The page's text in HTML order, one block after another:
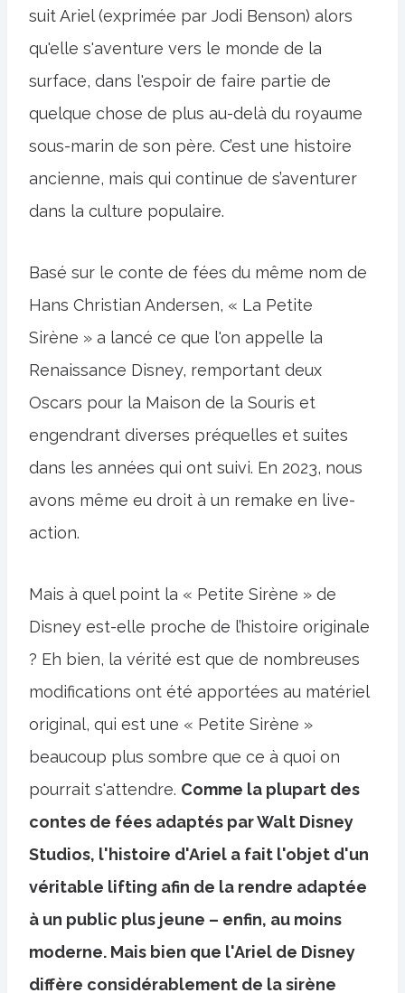
suit Ariel (exprimée par Jodi Benson) alors
qu'elle s'aventure vers le monde de la
surface, dans l'espoir de faire partie de
quelque chose de plus au-delà du royaume
sous-marin de son père. C’est une histoire
ancienne, mais qui continue de s’aventurer
dans la culture populaire.
Basé sur le conte de fées du même nom de
Hans Christian Andersen, « La Petite
Sirène » a lancé ce que l'on appelle la
Renaissance Disney, remportant deux
Oscars pour la Maison de la Souris et
engendrant diverses préquelles et suites
dans les années qui ont suivi. En 2023, nous
avons même eu droit à un remake en live-
action.
Mais à quel point la « Petite Sirène » de
Disney est-elle proche de l’histoire originale
? Eh bien, la vérité est que de nombreuses
modifications ont été apportées au matériel
original, qui est une « Petite Sirène »
beaucoup plus sombre que ce à quoi on
pourrait s'attendre. Comme la plupart des
contes de fées adaptés par Walt Disney
Studios, l'histoire d'Ariel a fait l'objet d'un
véritable lifting afin de la rendre adaptée
à un public plus jeune – enfin, au moins
moderne. Mais bien que l'Ariel de Disney
diffère considérablement de la sirène